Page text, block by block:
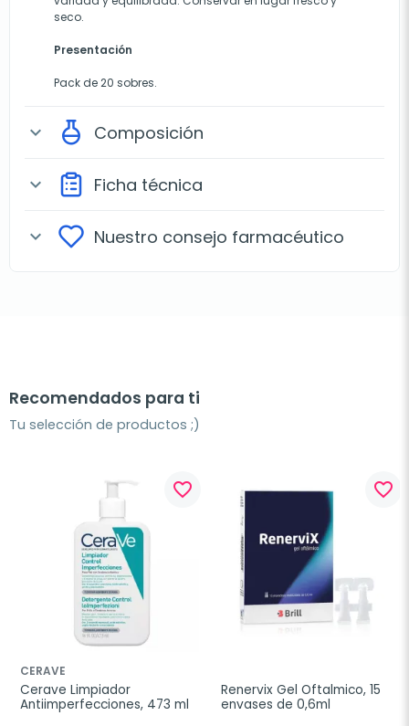
seco.
Presentación
Pack de 20 sobres.
expand_more Composición
expand_more Ficha técnica
expand_more Nuestro consejo farmacéutico
Recomendados para ti
Tu selección de productos ;)
favorite_border
CERAVE
Cerave Limpiador
Antiimperfecciones, 473 ml
favorite_border
Renervix Gel Oftalmico, 15
envases de 0,6ml